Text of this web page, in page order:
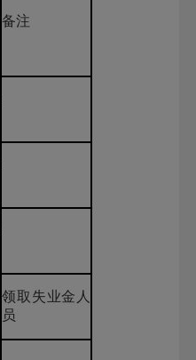
备注
领取失业金人
员